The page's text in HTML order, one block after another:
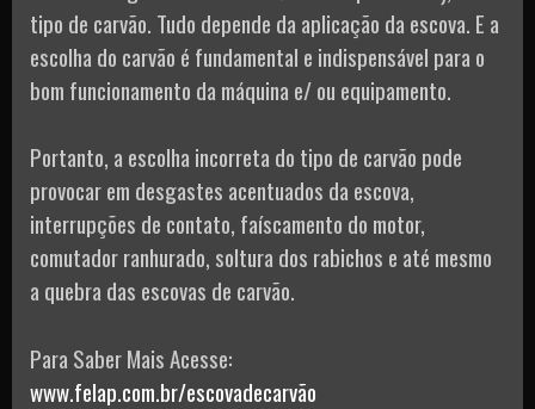
tipo de carvão. Tudo depende da aplicação da escova. E a
escolha do carvão é fundamental e indispensável para o
bom funcionamento da máquina e/ ou equipamento.
Portanto, a escolha incorreta do tipo de carvão pode
provocar em desgastes acentuados da escova,
interrupções de contato, faíscamento do motor,
comutador ranhurado, soltura dos rabichos e até mesmo
a quebra das escovas de carvão.
Para Saber Mais Acesse:
www.felap.com.br/escovadecarvão